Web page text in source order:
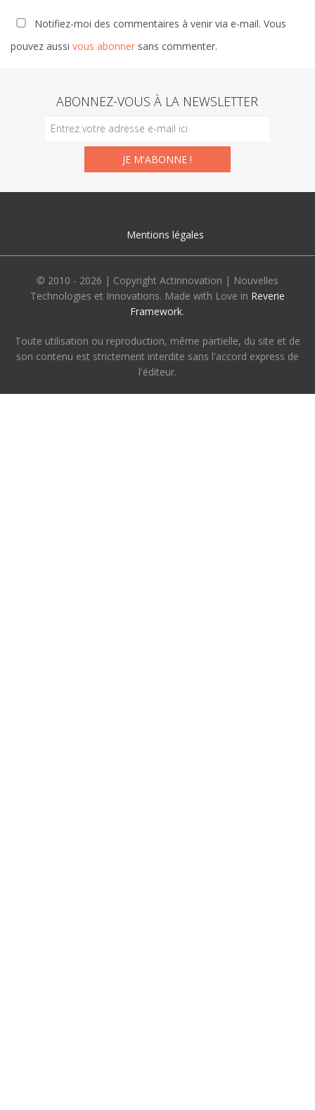
Notifiez-moi des commentaires à venir via e-mail. Vous
pouvez aussi vous abonner sans commenter.
ABONNEZ-VOUS À LA NEWSLETTER
Mentions légales
© 2010 - 2026 | Copyright Actinnovation | Nouvelles
Technologies et Innovations. Made with Love in Reverie
Framework.
Toute utilisation ou reproduction, même partielle, du site et de
son contenu est strictement interdite sans l'accord express de
l'éditeur.